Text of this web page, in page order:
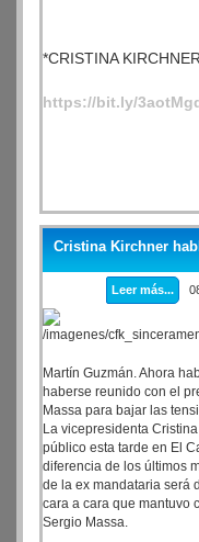
*CRISTINA
https://bit.ly/
Cristina Kirchner
Leer más...
Martín Guzmán. Ahora
haberse reunido con el
Massa para bajar las
La vicepresidenta
público esta tarde en El
diferencia de los últimos
de la ex mandataria será
cara a cara que mantuvo
Sergio Massa.